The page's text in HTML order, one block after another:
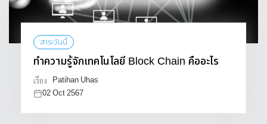
สาระวันนี้
ทำความรู้จักเทคโนโลยี Block Chain คืออะไร
เรื่อง
Patihan Uhas
02 Oct 2567